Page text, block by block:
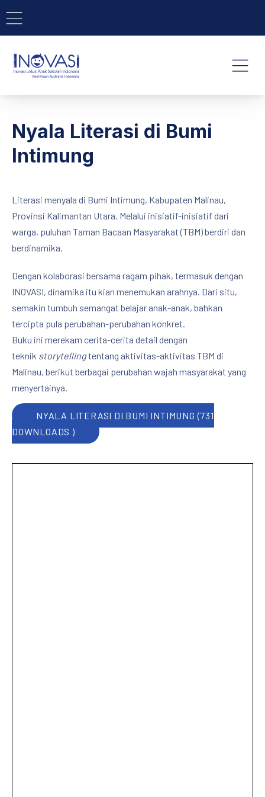
BAR NAVIGATION
INOVASI - Untuk Anak
Nyala Literasi di Bumi
Intimung
Literasi menyala di Bumi Intimung, Kabupaten Malinau,
Provinsi Kalimantan Utara. Melalui inisiatif-inisiatif dari
warga, puluhan Taman Bacaan Masyarakat (TBM) berdiri dan
berdinamika.
Dengan kolaborasi bersama ragam pihak, termasuk dengan
INOVASI, dinamika itu kian menemukan arahnya. Dari situ,
semakin tumbuh semangat belajar anak-anak, bahkan
tercipta pula perubahan-perubahan konkret.
Buku ini merekam cerita-cerita detail dengan
teknik storytellingtentang aktivitas-aktivitas TBM di
Malinau, berikut berbagai perubahan wajah masyarakat yang
menyertainya.
NYALA LITERASI DI BUMI INTIMUNG (731
DOWNLOADS )